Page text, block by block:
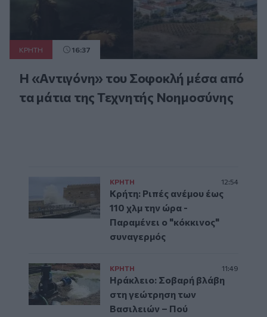
ΚΡΗΤΗ 16:37
Η «Αντιγόνη» του Σοφοκλή μέσα από
τα μάτια της Τεχνητής Νοημοσύνης
ΚΡΗΤΗ 12:54
Κρήτη: Ριπές ανέμου έως
110 χλμ την ώρα -
Παραμένει ο "κόκκινος"
συναγερμός
ΚΡΗΤΗ 11:49
Ηράκλειο: Σοβαρή βλάβη
στη γεώτρηση των
Βασιλειών – Πού